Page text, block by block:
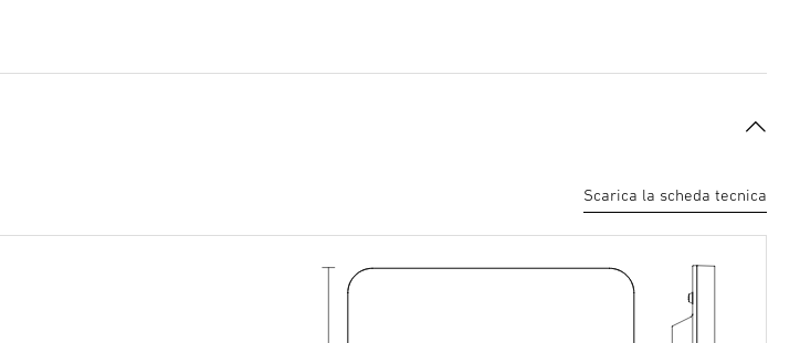
Scarica la scheda tecnica